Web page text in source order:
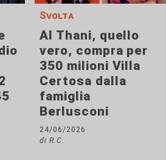
Svolta
Al Thani, quello
vero, compra per
350 milioni Villa
Certosa dalla
famiglia
Berlusconi
24/06/2026
di R.C.